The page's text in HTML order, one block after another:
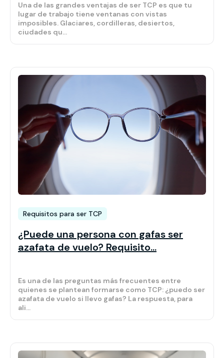
Una de las grandes ventajas de ser TCP es que tu
lugar de trabajo tiene ventanas con vistas
imposibles. Glaciares, cordilleras, desiertos,
ciudades qu...
Requisitos para ser TCP
¿Puede una persona con gafas ser
azafata de vuelo? Requisito...
Es una de las preguntas más frecuentes entre
quienes se plantean formarse como TCP: ¿puedo ser
azafata de vuelo si llevo gafas? La respuesta, para
ali...